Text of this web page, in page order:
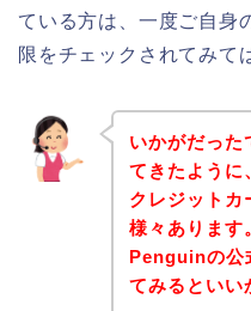
ている方は、一度ご自身
限をチェックされてみて
いかがだった
てきたよう
クレジットカ
様々ありま
Penguinの公
てみるといい